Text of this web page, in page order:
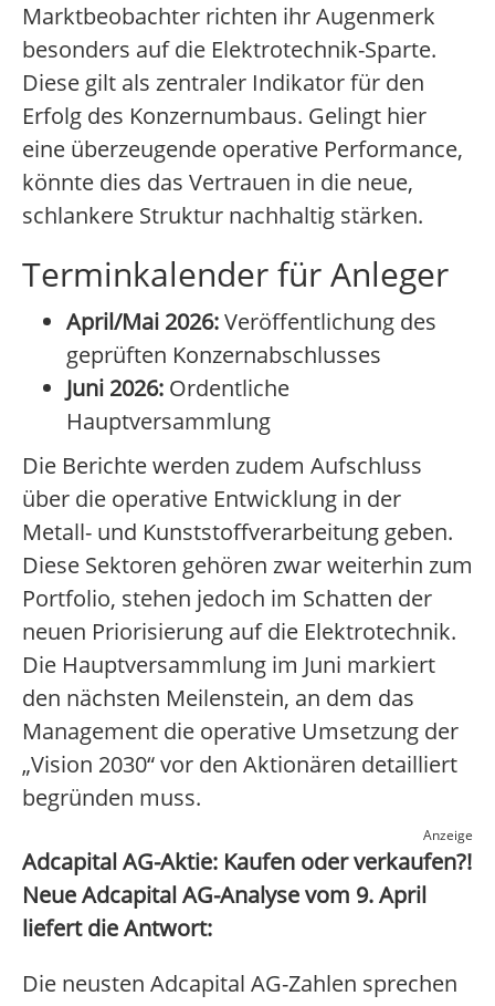
Marktbeobachter richten ihr Augenmerk
besonders auf die Elektrotechnik-Sparte.
Diese gilt als zentraler Indikator für den
Erfolg des Konzernumbaus. Gelingt hier
eine überzeugende operative Performance,
könnte dies das Vertrauen in die neue,
schlankere Struktur nachhaltig stärken.
Terminkalender für Anleger
April/Mai 2026:Veröffentlichung des
geprüften Konzernabschlusses
Juni 2026: Ordentliche
Hauptversammlung
Die Berichte werden zudem Aufschluss
über die operative Entwicklung in der
Metall- und Kunststoffverarbeitung geben.
Diese Sektoren gehören zwar weiterhin zum
Portfolio, stehen jedoch im Schatten der
neuen Priorisierung auf die Elektrotechnik.
Die Hauptversammlung im Juni markiert
den nächsten Meilenstein, an dem das
Management die operative Umsetzung der
„Vision 2030“ vor den Aktionären detailliert
begründen muss.
Anzeige
Adcapital AG-Aktie: Kaufen oder verkaufen?!
Neue Adcapital AG-Analyse vom 9. April
liefert die Antwort:
Die neusten Adcapital AG-Zahlen sprechen